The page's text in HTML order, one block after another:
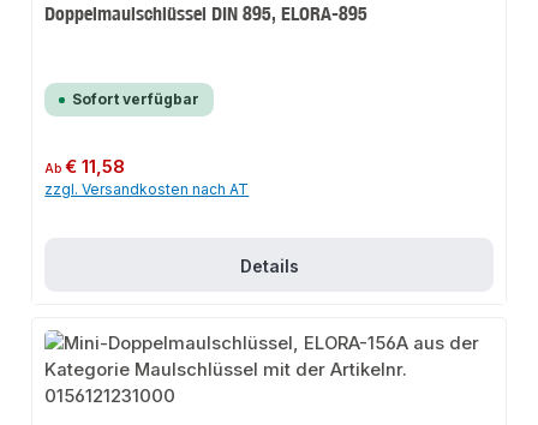
Doppelmaulschlüssel DIN 895, ELORA-895
Sofort verfügbar
Regulärer Preis:
Ab€ 11,58
zzgl. Versandkosten nach AT
Details